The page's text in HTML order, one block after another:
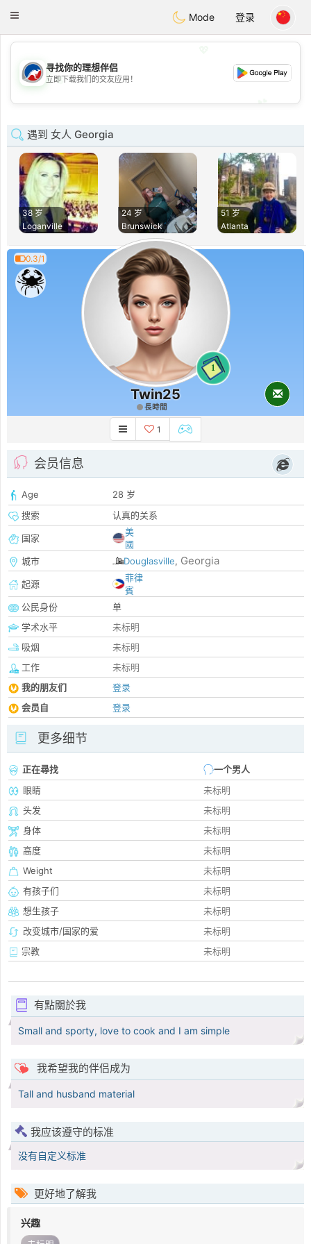
AustraliaChat
Toggle
Mode 登录
💖
💕
寻找你的理想伴侣
立即下载我们的交友应用！
遇到 女人 Georgia
38 岁
Loganville
24 岁
Brunswick
51 岁
Atlanta
0.3/1
1
Twin25
長時間
1
会员信息
Age
28 岁
搜索
认真的关系
国家
美
國
城市
Douglasville, Georgia
起源
菲律
賓
公民身份
单
学术水平
未标明
吸烟
未标明
工作
未标明
我的朋友们
登录
会员自
登录
更多细节
正在尋找
一个男人
眼睛
未标明
头发
未标明
身体
未标明
高度
未标明
Weight
未标明
有孩子们
未标明
想生孩子
未标明
改变城市/国家的爱
未标明
宗教
未标明
有點關於我
Small and sporty, love to cook and I am simple
我希望我的伴侣成为
Tall and husband material
我应该遵守的标准
没有自定义标准
更好地了解我
兴趣